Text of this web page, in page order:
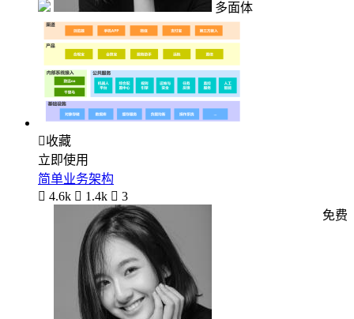
多面体
收藏
立即使用
简单业务架构
 4.6k  1.4k  3
免费